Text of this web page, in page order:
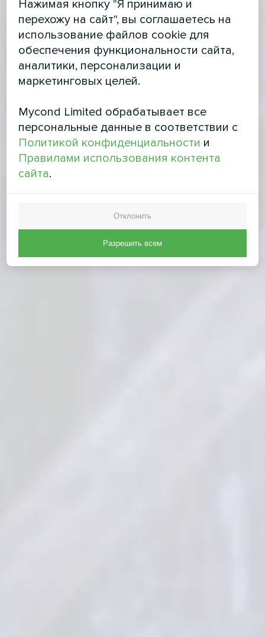
Нажимая кнопку "Я принимаю и
перехожу на сайт", вы соглашаетесь на
использование файлов cookie для
обеспечения функциональности сайта,
аналитики, персонализации и
маркетинговых целей.
Mycond Limited обрабатывает все
персональные данные в соответствии с
Политикой конфиденциальности и
Правилами использования контента
сайта.
Отклонить
Разрешить всем